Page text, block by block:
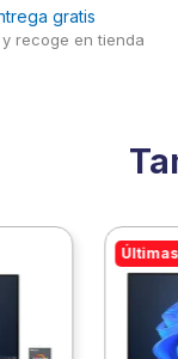
gratis
recoge en tienda